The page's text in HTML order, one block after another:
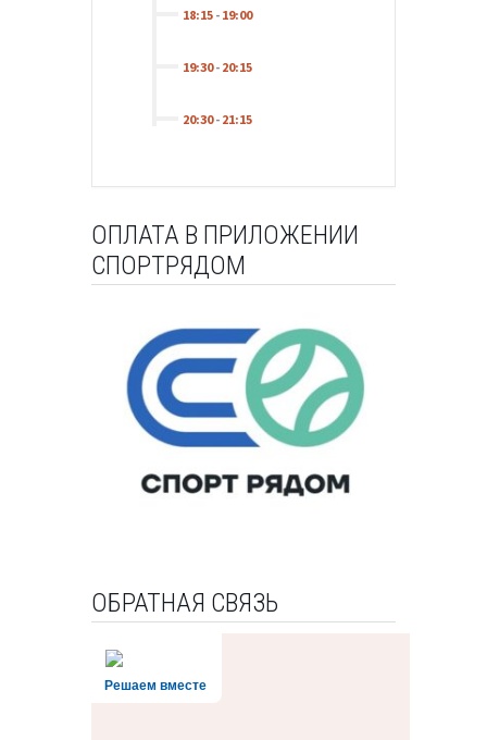
18:15- 19:00
19:30- 20:15
20:30- 21:15
ОПЛАТА В ПРИЛОЖЕНИИ
СПОРТРЯДОМ
ОБРАТНАЯ СВЯЗЬ
Решаем вместе